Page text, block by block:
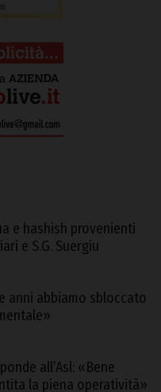
e hashish provenienti
e S.G. Suergiu
anni abbiamo sbloccato
all’Asl: «Bene
la piena operatività»